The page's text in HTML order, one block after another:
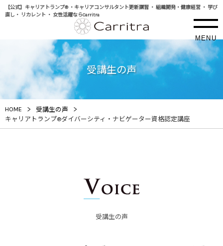
【公式】キャリアトランプ® ・キャリアコンサルタント更新講習 ・ 組織開発・健康経営 ・ 学び
直し・ リカレント ・ 女性活躍ならCarritra
MENU
受講生の声
HOME > 受講生の声 >
キャリアトランプ®ダイバーシティ・ナビゲーター資格認定講座
受講生の声